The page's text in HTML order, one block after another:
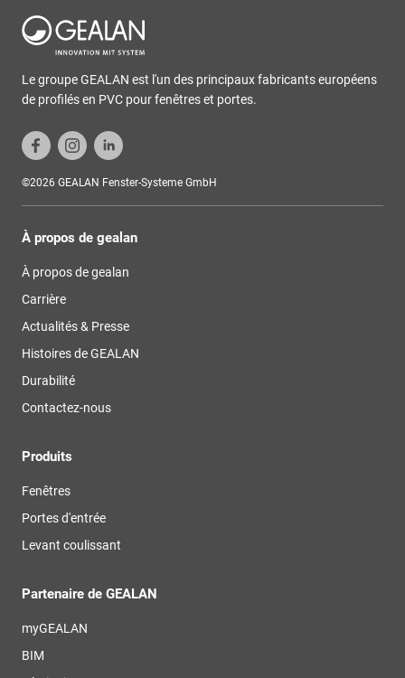
Le groupe GEALAN est l'un des principaux fabricants européens
de profilés en PVC pour fenêtres et portes.
©2026 GEALAN Fenster-Systeme GmbH
À propos de gealan
À propos de gealan
Carrière
Actualités & Presse
Histoires de GEALAN
Durabilité
Contactez-nous
Produits
Fenêtres
Portes d'entrée
Levant coulissant
Partenaire de GEALAN
myGEALAN
BIM